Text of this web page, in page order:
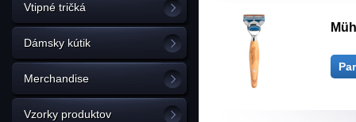
Vtipné tričká
Dámsky kútik
Merchandise
Vzorky produktov